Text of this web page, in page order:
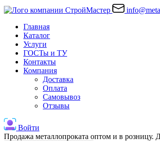
Главная
Каталог
Услуги
ГОСТы и ТУ
Контакты
Компания
Доставка
Оплата
Самовывоз
Отзывы
Войти
Продажа металлопроката оптом и в розницу.